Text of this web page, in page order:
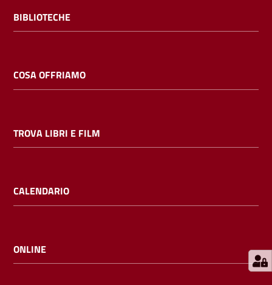
Calendario
i
BIBLIOTECHE
COSA OFFRIAMO
TROVA LIBRI E FILM
CALENDARIO
ONLINE